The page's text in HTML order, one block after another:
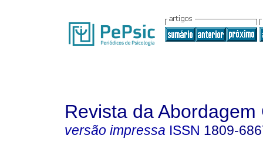
Revista da Abordagem
versão impressa ISSN 1809-